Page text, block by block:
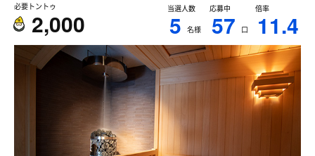
必要トントゥ
2,000
当選人数
5 名様
応募中
57 口
倍率
11.4